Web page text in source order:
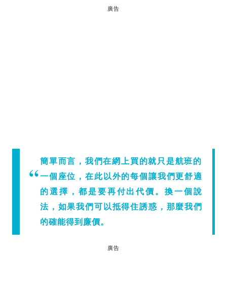
廣告
簡單而言，我們在網上買的就只是航班的
一個座位，在此以外的每個讓我們更舒適
的選擇，都是要再付出代價。換一個說
法，如果我們可以抵得住誘惑，那麼我們
的確能得到廉價。
廣告